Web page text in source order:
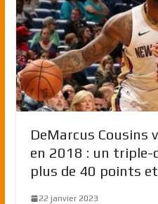
DeMarcus Cousins
en 2018 : un
plus de 40 points
22 janvier 2023